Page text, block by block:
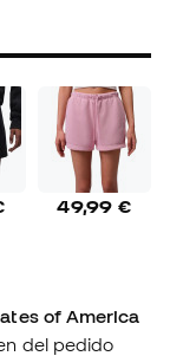
49,99 €
of America
del pedido